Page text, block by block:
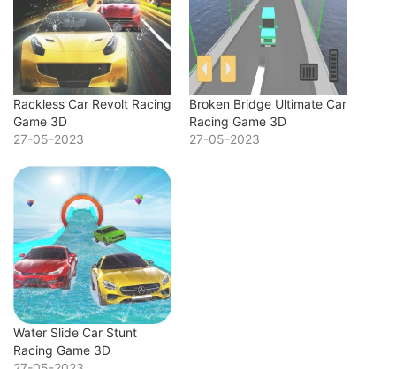
Rackless Car Revolt Racing
Game 3D
27-05-2023
Broken Bridge Ultimate Car
Racing Game 3D
27-05-2023
Water Slide Car Stunt
Racing Game 3D